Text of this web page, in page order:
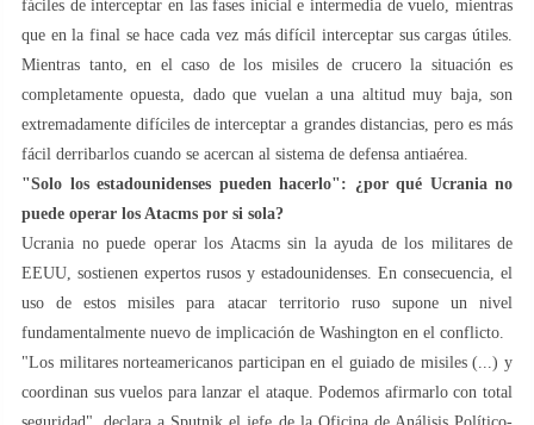
fáciles de interceptar en las fases inicial e intermedia de vuelo, mientras
que en la final se hace cada vez más difícil interceptar sus cargas útiles.
Mientras tanto, en el caso de los misiles de crucero la situación es
completamente opuesta, dado que vuelan a una altitud muy baja, son
extremadamente difíciles de interceptar a grandes distancias, pero es más
fácil derribarlos cuando se acercan al sistema de defensa antiaérea.
"Solo los estadounidenses pueden hacerlo": ¿por qué Ucrania no
puede operar los Atacms por si sola?
Ucrania no puede operar los Atacms sin la ayuda de los militares de
EEUU, sostienen expertos rusos y estadounidenses. En consecuencia, el
uso de estos misiles para atacar territorio ruso supone un nivel
fundamentalmente nuevo de implicación de Washington en el conflicto.
"Los militares norteamericanos participan en el guiado de misiles (...) y
coordinan sus vuelos para lanzar el ataque. Podemos afirmarlo con total